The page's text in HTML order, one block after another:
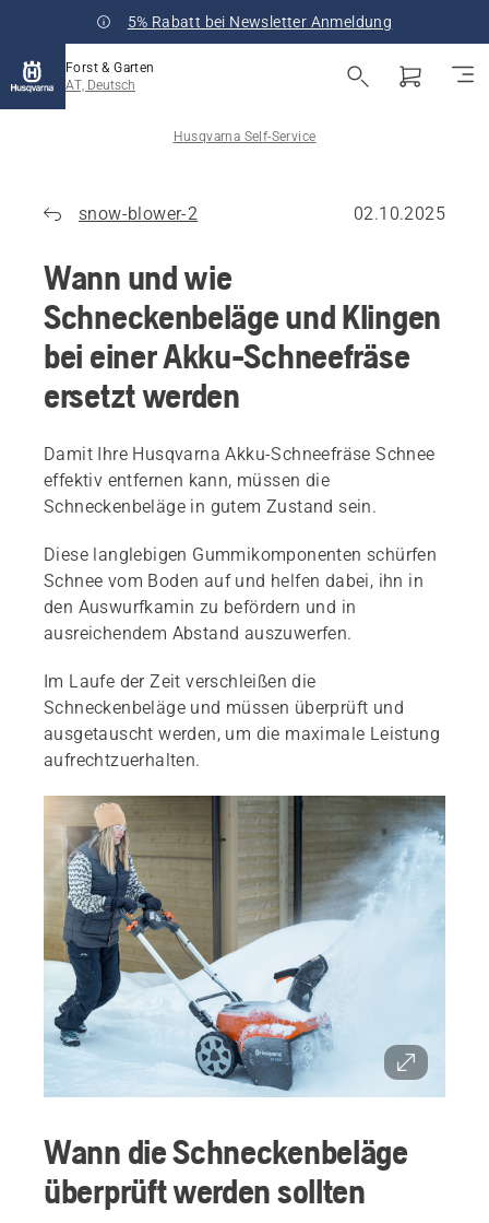
5% Rabatt bei Newsletter Anmeldung
Forst & Garten
AT, Deutsch
Husqvarna Self-Service
snow-blower-2 02.10.2025
Wann und wie
Schneckenbeläge und Klingen
bei einer Akku-Schneefräse
ersetzt werden
Damit Ihre Husqvarna Akku-Schneefräse Schnee
effektiv entfernen kann, müssen die
Schneckenbeläge in gutem Zustand sein.
Diese langlebigen Gummikomponenten schürfen
Schnee vom Boden auf und helfen dabei, ihn in
den Auswurfkamin zu befördern und in
ausreichendem Abstand auszuwerfen.
Im Laufe der Zeit verschleißen die
Schneckenbeläge und müssen überprüft und
ausgetauscht werden, um die maximale Leistung
aufrechtzuerhalten.
Wann die Schneckenbeläge
überprüft werden sollten